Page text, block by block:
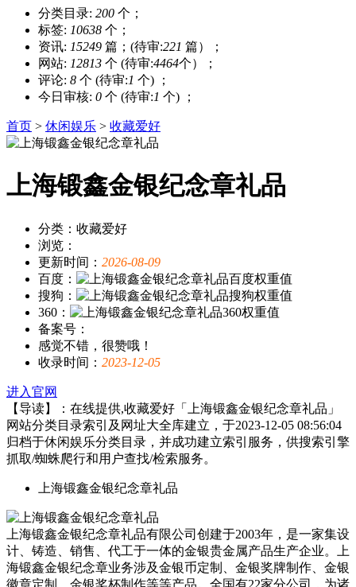
分类目录: 200 个；
标签: 10638 个；
资讯: 15249 篇；(待审:221 篇）；
网站: 12813 个 (待审:4464个）；
评论: 8 个 (待审:1 个) ；
今日审核: 0 个 (待审:1 个) ；
首页 > 休闲娱乐 > 收藏爱好
上海锻鑫金银纪念章礼品
分类：收藏爱好
浏览：
更新时间： 2026-08-09
百度：
搜狗：
360：
备案号：
感觉不错，很赞哦！
收录时间： 2023-12-05
进入官网
【导读】：在线提供,收藏爱好「上海锻鑫金银纪念章礼品」
网站分类目录索引及网址大全库建立，于2023-12-05 08:56:04
归档于休闲娱乐分类目录，并成功建立索引服务，供搜索引擎
抓取/蜘蛛爬行和用户查找/检索服务。
上海锻鑫金银纪念章礼品
上海锻鑫金银纪念章礼品有限公司创建于2003年，是一家集设
计、铸造、销售、代工于一体的金银贵金属产品生产企业。上
海锻鑫金银纪念章业务涉及金银币定制、金银奖牌制作、金银
徽章定制、金银奖杯制作等等产品。全国有22家分公司，为诸